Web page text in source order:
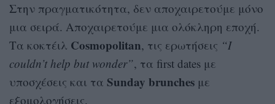
Στην πραγματικότητα, δεν αποχαιρετούμε μόνο
μια σειρά. Αποχαιρετούμε μια ολόκληρη εποχή.
Τα κοκτέιλ Cosmopolitan, τις ερωτήσεις “I
couldn’t help but wonder”, τα first dates με
υποσχέσεις και τα Sunday brunches με
εξομολογήσεις.